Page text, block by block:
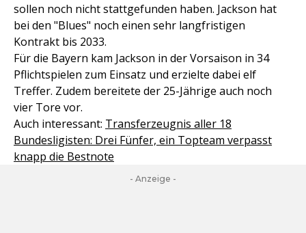
sollen noch nicht stattgefunden haben. Jackson hat
bei den "Blues" noch einen sehr langfristigen
Kontrakt bis 2033.
Für die Bayern kam Jackson in der Vorsaison in 34
Pflichtspielen zum Einsatz und erzielte dabei elf
Treffer. Zudem bereitete der 25-Jährige auch noch
vier Tore vor.
Auch interessant: Transferzeugnis aller 18
Bundesligisten: Drei Fünfer, ein Topteam verpasst
knapp die Bestnote
- Anzeige -